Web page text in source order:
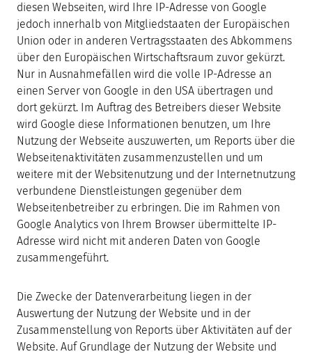
diesen Webseiten, wird Ihre IP-Adresse von Google
jedoch innerhalb von Mitgliedstaaten der Europäischen
Union oder in anderen Vertragsstaaten des Abkommens
über den Europäischen Wirtschaftsraum zuvor gekürzt.
Nur in Ausnahmefällen wird die volle IP-Adresse an
einen Server von Google in den USA übertragen und
dort gekürzt. Im Auftrag des Betreibers dieser Website
wird Google diese Informationen benutzen, um Ihre
Nutzung der Webseite auszuwerten, um Reports über die
Webseitenaktivitäten zusammenzustellen und um
weitere mit der Websitenutzung und der Internetnutzung
verbundene Dienstleistungen gegenüber dem
Webseitenbetreiber zu erbringen. Die im Rahmen von
Google Analytics von Ihrem Browser übermittelte IP-
Adresse wird nicht mit anderen Daten von Google
zusammengeführt.
Die Zwecke der Datenverarbeitung liegen in der
Auswertung der Nutzung der Website und in der
Zusammenstellung von Reports über Aktivitäten auf der
Website. Auf Grundlage der Nutzung der Website und